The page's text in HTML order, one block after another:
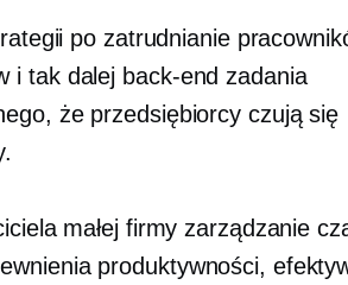
po zatrudnianie
i tak dalej back-end zadania
że przedsiębiorcy czują się
małej firmy zarządzanie
produktywności,